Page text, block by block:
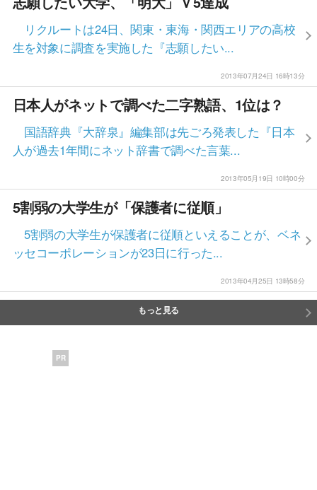
リクルートは24日、関東・東海・関西エリアの高校
生を対象に調査を実施した『志願したい...
2013年07月24日 16時13分
日本人がネットで調べた二字熟語、1位は？
国語辞典『大辞泉』編集部は先ごろ発表した『日本
人が過去1年間にネット辞書で調べた言葉...
2013年05月19日 10時00分
5割弱の大学生が「保護者に従順」
5割弱の大学生が保護者に従順といえることが、ベネ
ッセコーポレーションが23日に行った...
2013年04月25日 13時58分
もっと見る
PR